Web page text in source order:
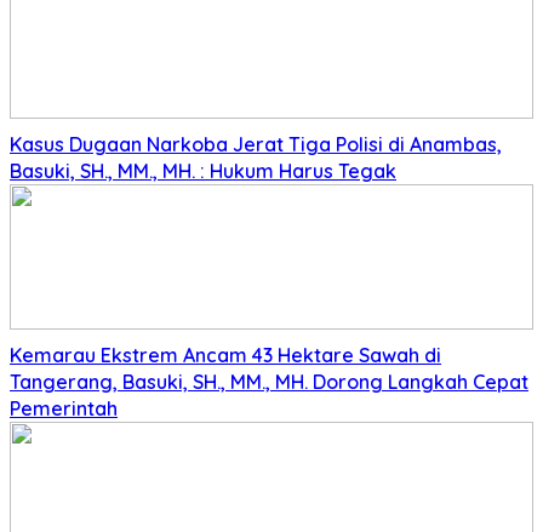
Kasus Dugaan Narkoba Jerat Tiga Polisi di Anambas,
Basuki, SH., MM., MH. : Hukum Harus Tegak
Kemarau Ekstrem Ancam 43 Hektare Sawah di
Tangerang, Basuki, SH., MM., MH. Dorong Langkah Cepat
Pemerintah